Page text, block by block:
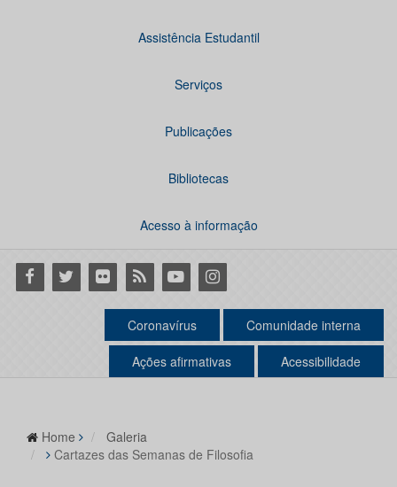
Assistência Estudantil
Serviços
Publicações
Bibliotecas
Acesso à informação
Facebook
Twitter Flickr RSS YoutubeInstagram
Coronavírus Comunidade interna
Ações afirmativas Acessibilidade
Home
Galeria
Cartazes das Semanas de Filosofia